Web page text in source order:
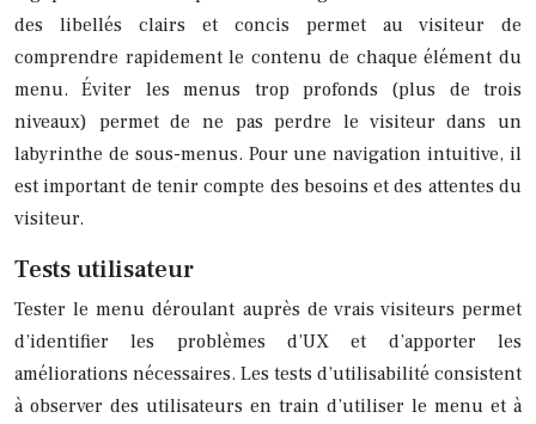
des libellés clairs et concis permet au visiteur de
comprendre rapidement le contenu de chaque élément du
menu. Éviter les menus trop profonds (plus de trois
niveaux) permet de ne pas perdre le visiteur dans un
labyrinthe de sous-menus. Pour une navigation intuitive, il
est important de tenir compte des besoins et des attentes du
visiteur.
Tests utilisateur
Tester le menu déroulant auprès de vrais visiteurs permet
d’identifier les problèmes d’UX et d’apporter les
améliorations nécessaires. Les tests d’utilisabilité consistent
à observer des utilisateurs en train d’utiliser le menu et à